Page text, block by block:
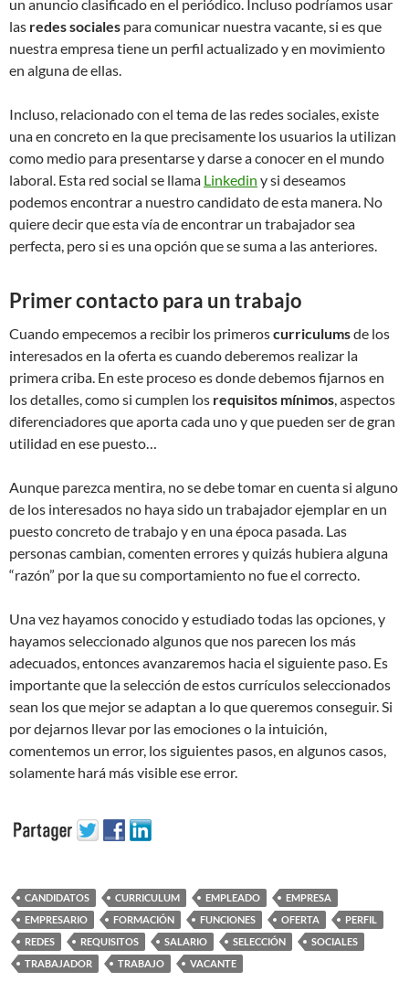
un anuncio clasificado en el periódico. Incluso podríamos usar
las redes sociales para comunicar nuestra vacante, si es que
nuestra empresa tiene un perfil actualizado y en movimiento
en alguna de ellas.
Incluso, relacionado con el tema de las redes sociales, existe
una en concreto en la que precisamente los usuarios la utilizan
como medio para presentarse y darse a conocer en el mundo
laboral. Esta red social se llama Linkedin y si deseamos
podemos encontrar a nuestro candidato de esta manera. No
quiere decir que esta vía de encontrar un trabajador sea
perfecta, pero si es una opción que se suma a las anteriores.
Primer contacto para un trabajo
Cuando empecemos a recibir los primeroscurriculumsde los
interesados en la oferta es cuando deberemos realizar la
primera criba. En este proceso es donde debemos fijarnos en
los detalles, como si cumplen los requisitos mínimos, aspectos
diferenciadores que aporta cada uno y que pueden ser de gran
utilidad en ese puesto…
Aunque parezca mentira, no se debe tomar en cuenta si alguno
de los interesados no haya sido un trabajador ejemplar en un
puesto concreto de trabajo y en una época pasada. Las
personas cambian, comenten errores y quizás hubiera alguna
“razón” por la que su comportamiento no fue el correcto.
Una vez hayamos conocido y estudiado todas las opciones, y
hayamos seleccionado algunos que nos parecen los más
adecuados, entonces avanzaremos hacia el siguiente paso. Es
importante que la selección de estos currículos seleccionados
sean los que mejor se adaptan a lo que queremos conseguir. Si
por dejarnos llevar por las emociones o la intuición,
comentemos un error, los siguientes pasos, en algunos casos,
solamente hará más visible ese error.
CANDIDATOS CURRICULUM EMPLEADO
EMPRESA
EMPRESARIO
FORMACIÓN FUNCIONES OFERTA
PERFIL
REDES
REQUISITOS SALARIO SELECCIÓN
SOCIALES
TRABAJADOR
TRABAJO VACANTE